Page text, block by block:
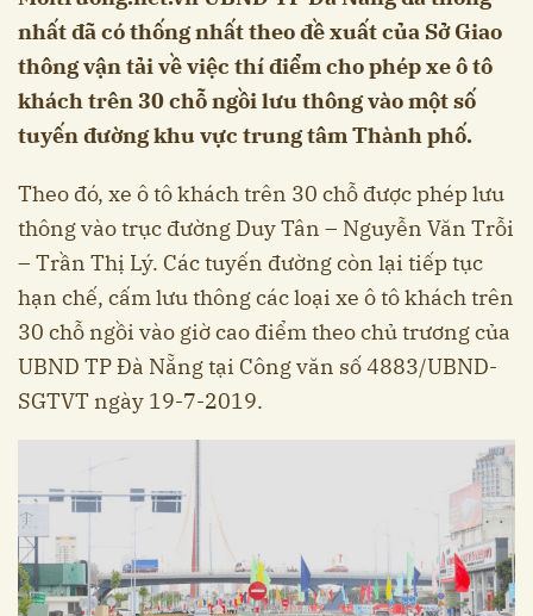
nhất đã có thống nhất theo đề xuất của Sở Giao
thông vận tải về việc thí điểm cho phép xe ô tô
khách trên 30 chỗ ngồi lưu thông vào một số
tuyến đường khu vực trung tâm Thành phố.
Theo đó, xe ô tô khách trên 30 chỗ được phép lưu
thông vào trục đường Duy Tân – Nguyễn Văn Trỗi
– Trần Thị Lý. Các tuyến đường còn lại tiếp tục
hạn chế, cấm lưu thông các loại xe ô tô khách trên
30 chỗ ngồi vào giờ cao điểm theo chủ trương của
UBND TP Đà Nẵng tại Công văn số 4883/UBND-
SGTVT ngày 19-7-2019.